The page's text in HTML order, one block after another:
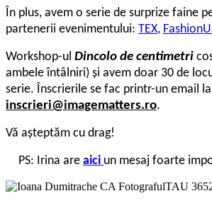
În plus, avem o serie de surprize faine
partenerii evenimentului: TEX,
Workshop-ul Dincolo de centimetri
ambele întâlniri) și avem doar 30 de
serie. Înscrierile se fac printr-un email
inscrieri@imagematters.ro.
Vă așteptăm cu drag!
PS: Irina are aici un mesaj foarte